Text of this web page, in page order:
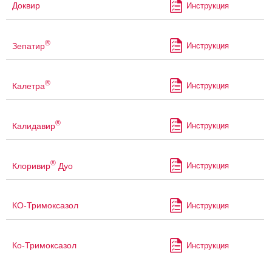
Доквир Инструкция
Зепатир® Инструкция
Калетра® Инструкция
Калидавир® Инструкция
Клоривир® Дуо Инструкция
КО-Тримоксазол Инструкция
Ко-Тримоксазол Инструкция